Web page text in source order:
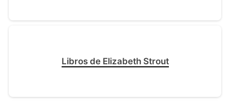
Libros de Elizabeth Strout